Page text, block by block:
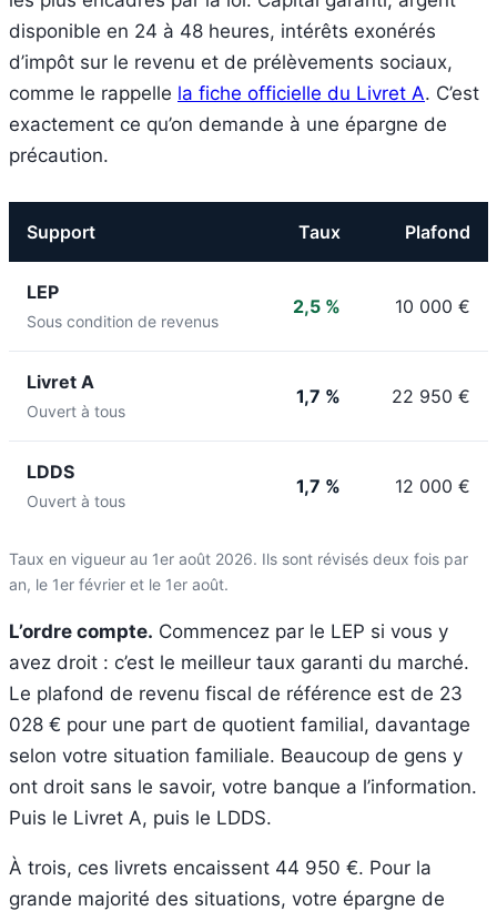
disponible en 24 à 48 heures, intérêts exonérés
d’impôt sur le revenu et de prélèvements sociaux,
comme le rappelle la fiche officielle du Livret A. C’est
exactement ce qu’on demande à une épargne de
précaution.
Support Taux Plafond
LEP
Sous condition de revenus
2,5 % 10 000 €
Livret A
Ouvert à tous
1,7 % 22 950 €
LDDS
Ouvert à tous
1,7 % 12 000 €
Taux en vigueur au 1er août 2026. Ils sont révisés deux fois par
an, le 1er février et le 1er août.
L’ordre compte. Commencez par le LEP si vous y
avez droit : c’est le meilleur taux garanti du marché.
Le plafond de revenu fiscal de référence est de 23
028 € pour une part de quotient familial, davantage
selon votre situation familiale. Beaucoup de gens y
ont droit sans le savoir, votre banque a l’information.
Puis le Livret A, puis le LDDS.
À trois, ces livrets encaissent 44 950 €. Pour la
grande majorité des situations, votre épargne de